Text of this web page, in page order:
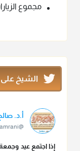
مجموع
الشيخ على
أ.د.
@d_alshamrani
إذا اجتمع عيد